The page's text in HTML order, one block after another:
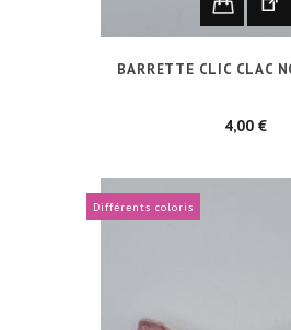
BARRETTE CLIC CLAC
4,00 €Prix
Différents coloris